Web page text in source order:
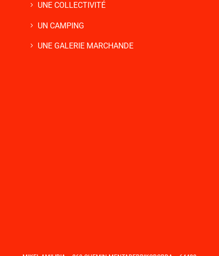
UNE COLLECTIVITÉ
UN CAMPING
UNE GALERIE MARCHANDE